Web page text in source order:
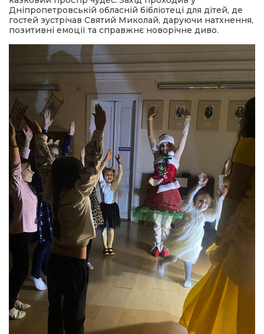
політика
місія
Дніпропетровській обласній бібліотеці для дітей, де
гостей зустрічав Святий Миколай, даруючи натхнення,
позитивні емоції та справжнє новорічне диво.